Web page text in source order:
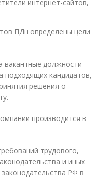
интернет-сайтов,
ПДн определены цели
вакантные должности
подходящих кандидатов,
решения о
производится в
трудового,
и иных
РФ в